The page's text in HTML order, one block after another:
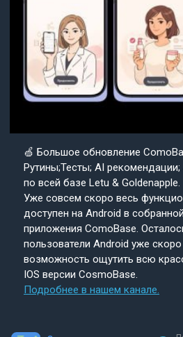
🍏 Большое обновление
Рутины;Тесты; AI
по всей базе Letu & Goldenapple.
Уже совсем скоро весь
доступен на Android в
приложения ComoBase.
пользователи Android уже
возможность ощутить всю
IOS версии CosmoBase.
Подробнее в нашем канале.